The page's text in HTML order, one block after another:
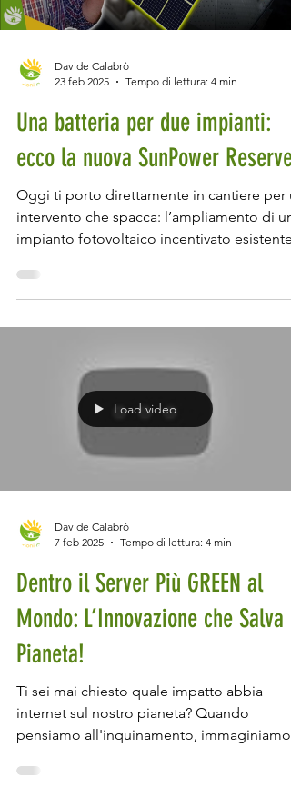
imp
23 feb 2025
Tempo di lettura: 4 min
Una batteria per due impianti:
ecco la nuova SunPower Reserve
Oggi ti porto direttamente in cantiere per
impianto fotovoltaico incentivato esistente
con...
7 feb 2025
Tempo di lettura: 4 min
Dentro il Server Più GREEN al
Mondo: L’Innovazione che Salva il
Pianeta!
Ti sei mai chiesto quale impatto abbia
pensiamo all'inquinamento, immaginiamo